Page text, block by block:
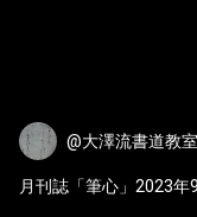
@大澤流書道教
月刊誌「筆心」2023